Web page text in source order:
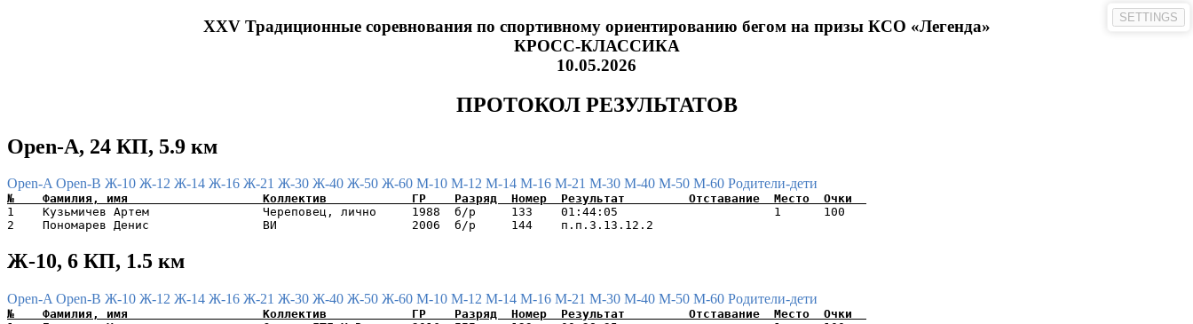
XXV Традиционные соревнования по спортивному ориентированию бегом на призы КСО «Легенда»
КРОСС-КЛАССИКА
10.05.2026
ПРОТОКОЛ РЕЗУЛЬТАТОВ
Open-A, 24 КП, 5.9 км
Open-AOpen-B Ж-10 Ж-12 Ж-14 Ж-16 Ж-21 Ж-30 Ж-40 Ж-50 Ж-60 М-10 М-12 М-14 М-16 М-21 М-30 М-40 М-50 М-60 Родители-дети
1    Кузьмичев Артем                Череповец, лично     1988  б/р     133    01:44:05                      1      100
Ж-10, 6 КП, 1.5 км
Open-A Open-B Ж-10 Ж-12 Ж-14 Ж-16 Ж-21 Ж-30 Ж-40 Ж-50 Ж-60 М-10 М-12 М-14 М-16 М-21 М-30 М-40 М-50 М-60 Родители-дети
SETTINGS